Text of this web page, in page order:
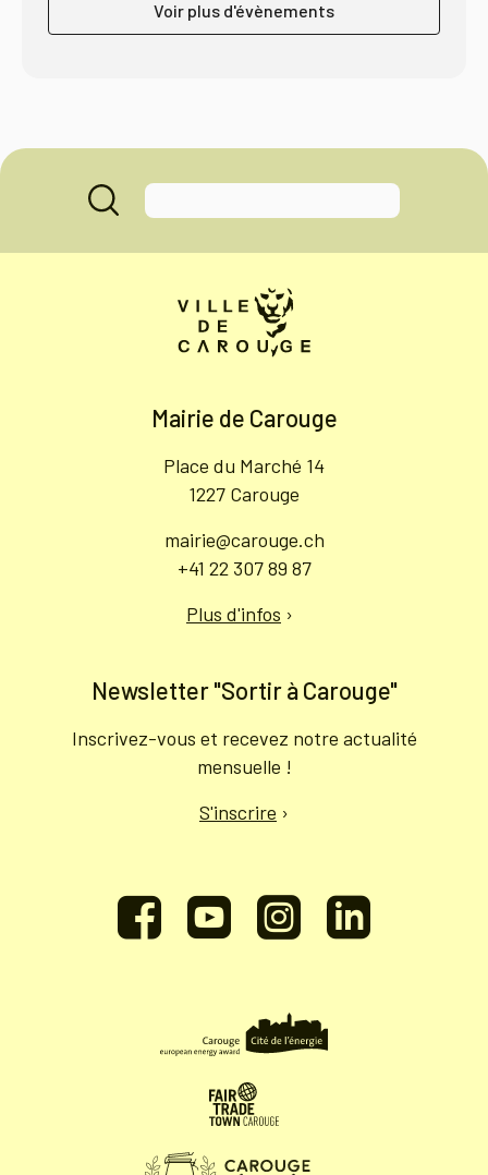
Voir plus d'évènements
Mairie de Carouge
Place du Marché 14
1227 Carouge
mairie@carouge.ch
+41 22 307 89 87
Plus d'infos ›
Newsletter "Sortir à Carouge"
Inscrivez-vous et recevez notre actualité
mensuelle !
S'inscrire ›